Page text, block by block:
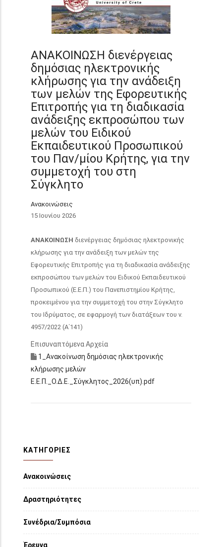
ΑΝΑΚΟΙΝΩΣΗ διενέργειας
δημόσιας ηλεκτρονικής
κλήρωσης για την ανάδειξη
των μελών της Εφορευτικής
Επιτροπής για τη διαδικασία
ανάδειξης εκπροσώπου των
μελών του Ειδικού
Εκπαιδευτικού Προσωπικού
του Παν/μίου Κρήτης, για την
συμμετοχή του στη
Σύγκλητο
Ανακοινώσεις
15 Ιουνίου 2026
ΑΝΑΚΟΙΝΩΣΗ διενέργειας δημόσιας ηλεκτρονικής
κλήρωσης για την ανάδειξη των μελών της
Εφορευτικής Επιτροπής για τη διαδικασία ανάδειξης
εκπροσώπου των μελών του Ειδικού Εκπαιδευτικού
Προσωπικού (Ε.Ε.Π.) του Πανεπιστημίου Κρήτης,
προκειμένου για την συμμετοχή του στην Σύγκλητο
του Ιδρύματος, σε εφαρμογή των διατάξεων του ν.
4957/2022 (Α΄141)
Επισυναπτόμενα Αρχεία
1_Ανακοίνωση δημόσιας ηλεκτρονικής
κλήρωσης μελών
Ε.Ε.Π._Ο.Δ.Ε._Σύγκλητος_2026(υπ).pdf
ΚΑΤΗΓΟΡΙΕΣ
Ανακοινώσεις
Δραστηριότητες
Συνέδρια/Συμπόσια
Έρευνα